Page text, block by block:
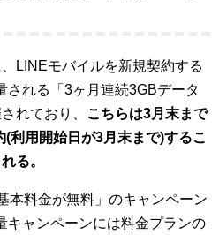
LINEモバイルを新規契約する
される「3ヶ月連続3GBデータ
れており、 こちらは3月末まで
利用開始日が3月末まで)するこ
る。
本料金が無料」のキャンペーン
キャンペーンには料金プランの